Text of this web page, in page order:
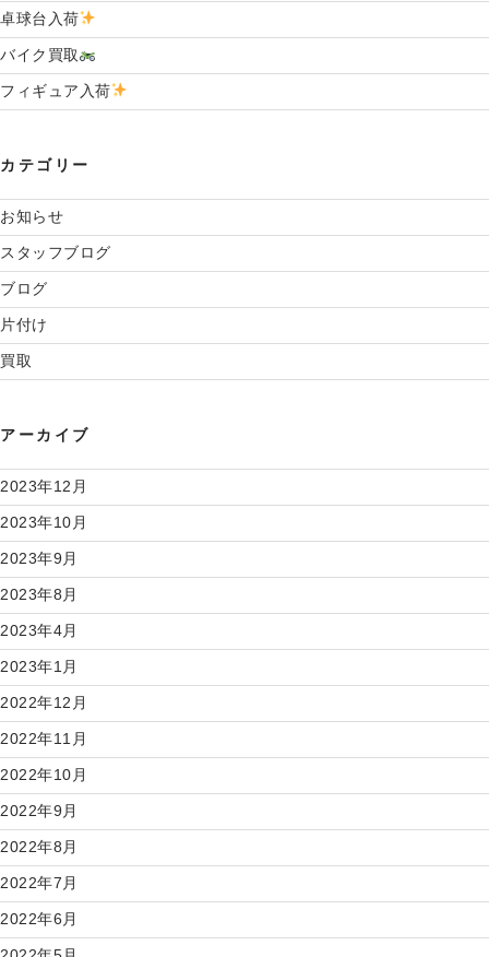
”
の
卓球台入荷
バイク買取
フィギュア入荷
カテゴリー
お知らせ
スタッフブログ
ブログ
片付け
買取
アーカイブ
2023年12月
2023年10月
2023年9月
2023年8月
2023年4月
2023年1月
2022年12月
2022年11月
2022年10月
2022年9月
2022年8月
2022年7月
2022年6月